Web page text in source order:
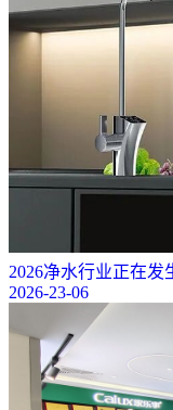
2026净水行业正在
2026-23-06